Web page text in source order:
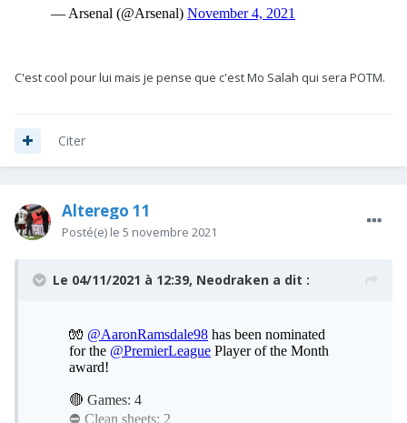
C'est cool pour lui mais je pense que c'est Mo Salah qui sera POTM.
Citer
Alterego 11
Posté(e) le 5 novembre 2021
Le 04/11/2021 à 12:39, Neodraken a dit :